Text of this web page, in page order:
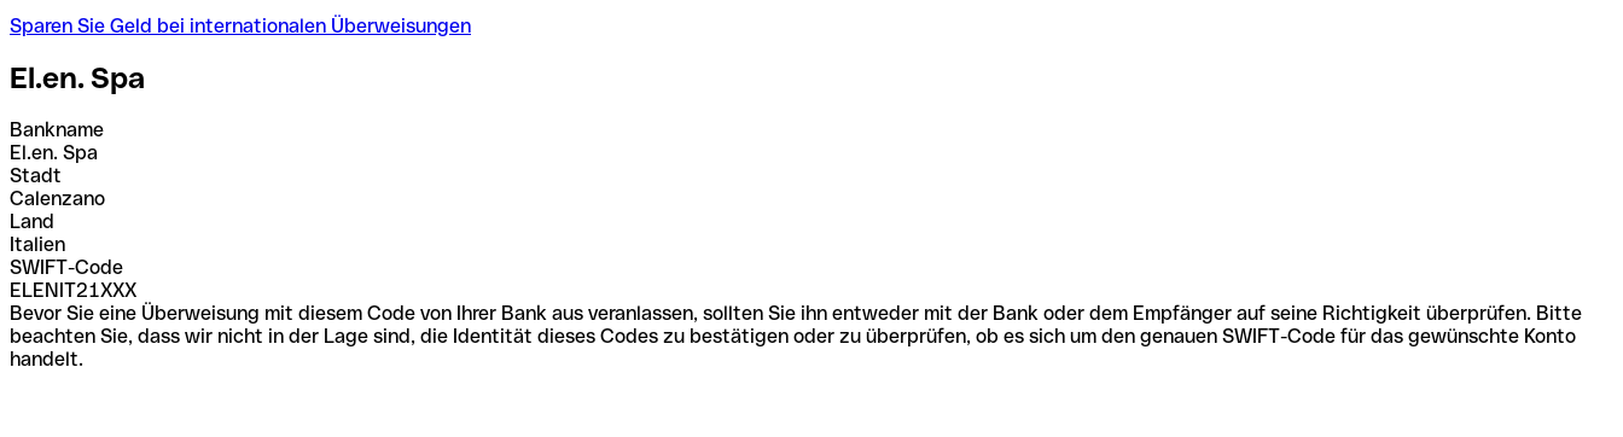
Sparen Sie Geld bei internationalen Überweisungen
El.en. Spa
Bankname
El.en. Spa
Stadt
Calenzano
Land
Italien
SWIFT-Code
ELENIT21XXX
Bevor Sie eine Überweisung mit diesem Code von Ihrer Bank aus veranlassen, sollten Sie ihn entweder mit der Bank oder dem Empfänger auf seine Richtigkeit überprüfen. Bitte
beachten Sie, dass wir nicht in der Lage sind, die Identität dieses Codes zu bestätigen oder zu überprüfen, ob es sich um den genauen SWIFT-Code für das gewünschte Konto
handelt.